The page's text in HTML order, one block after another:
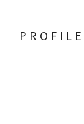
PROFILE